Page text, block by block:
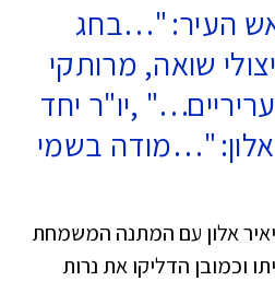
העיר: "…בחג
שואה, מרותקי
,יו"ר יחד
אלון: "…מודה בשמי
יאיר אלון עם המתנה המשמחת
וכמובן הדליקו את נרות